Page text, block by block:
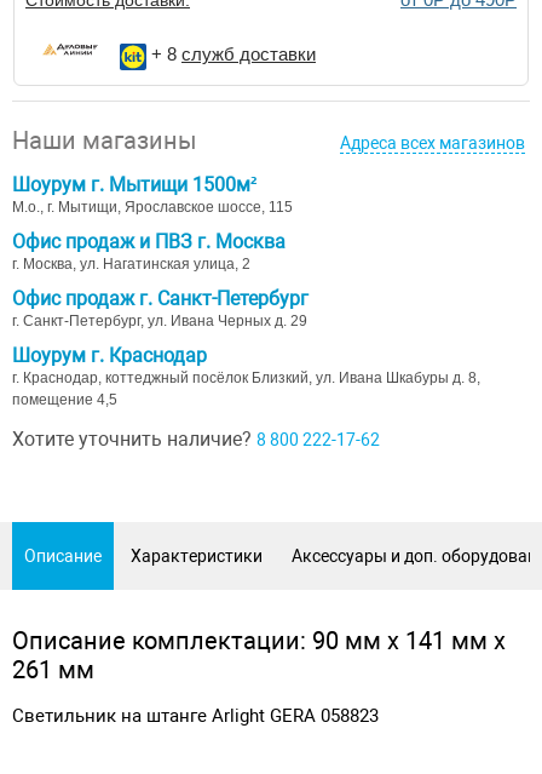
+ 8 служб доставки
Наши магазины Адреса всех магазинов
Шоурум г. Мытищи 1500м²
М.о., г. Мытищи, Ярославское шоссе, 115
Офис продаж и ПВЗ г. Москва
г. Москва, ул. Нагатинская улица, 2
Офис продаж г. Санкт-Петербург
г. Санкт-Петербург, ул. Ивана Черных д. 29
Шоурум г. Краснодар
г. Краснодар, коттеджный посёлок Близкий, ул. Ивана Шкабуры д. 8,
помещение 4,5
Хотите уточнить наличие? 8 800 222-17-62
Описание Характеристики Аксессуары и доп.
Описание комплектации: 90 мм х 141 мм х
261 мм
Светильник на штанге Arlight GERA 058823